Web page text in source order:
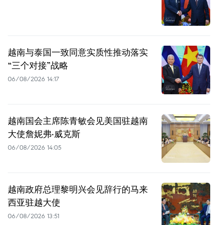
越南与泰国一致同意实质性推动落实
“三个对接”战略
06/08/2026 14:17
越南国会主席陈青敏会见美国驻越南
大使詹妮弗·威克斯
06/08/2026 14:05
越南政府总理黎明兴会见辞行的马来
西亚驻越大使
06/08/2026 13:51